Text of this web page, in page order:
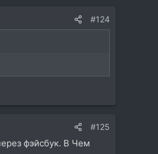
#124
#125
фэйсбук. В Чем